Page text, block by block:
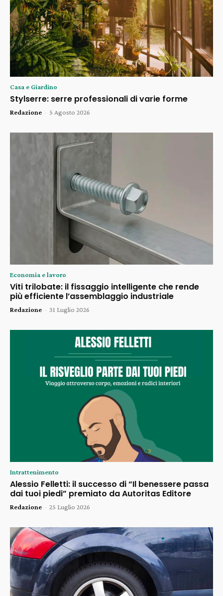
Casa e Giardino
Stylserre: serre professionali di varie forme
Redazione - 5 Agosto 2026
Economia e lavoro
Viti trilobate: il fissaggio intelligente che rende
più efficiente l’assemblaggio industriale
Redazione - 31 Luglio 2026
Intrattenimento
Alessio Felletti: il successo di “Il benessere passa
dai tuoi piedi” premiato da Autoritas Editore
Redazione - 25 Luglio 2026